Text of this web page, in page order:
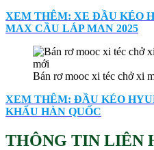
XEM THÊM: XE ĐẦU KÉO
MAX CẦU LÁP MAN 2025
Bán rơ mooc xi téc chở xi
XEM THÊM: ĐẦU KÉO
KHẨU HÀN QUỐC
THÔNG TIN LIÊN